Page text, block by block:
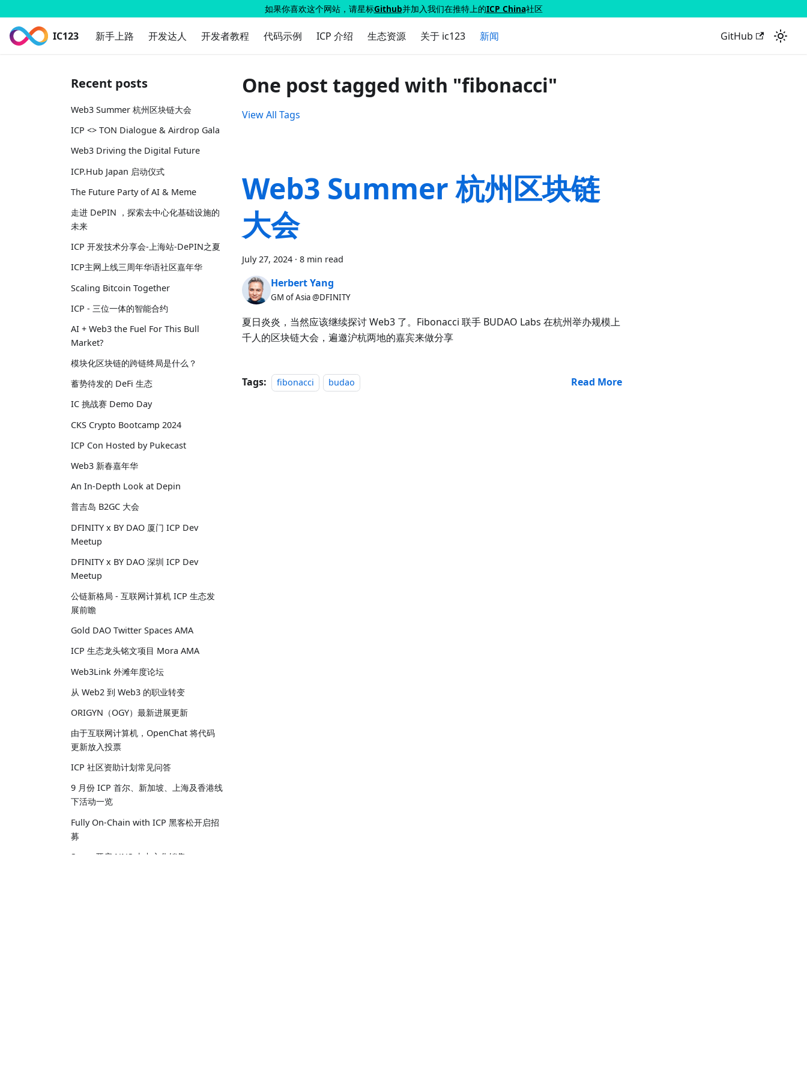
如果你喜欢这个网站，请星标Github并加入我们在推特上的ICP China社区
IC123 新手上路 开发达人 开发者教程 代码示例 ICP 介绍 生态资源 关于 ic123 新闻 GitHub
Recent posts
Web3 Summer 杭州区块链大会
ICP <> TON Dialogue & Airdrop Gala
Web3 Driving the Digital Future
ICP.Hub Japan 启动仪式
The Future Party of AI & Meme
走进 DePIN ，探索去中心化基础设施的
未来
ICP 开发技术分享会-上海站-DePIN之夏
ICP主网上线三周年华语社区嘉年华
Scaling Bitcoin Together
ICP - 三位一体的智能合约
AI + Web3 the Fuel For This Bull
Market?
模块化区块链的跨链终局是什么？
蓄势待发的 DeFi 生态
IC 挑战赛 Demo Day
CKS Crypto Bootcamp 2024
ICP Con Hosted by Pukecast
Web3 新春嘉年华
An In-Depth Look at Depin
普吉岛 B2GC 大会
DFINITY x BY DAO 厦门 ICP Dev
Meetup
DFINITY x BY DAO 深圳 ICP Dev
Meetup
公链新格局 - 互联网计算机 ICP 生态发
展前瞻
Gold DAO Twitter Spaces AMA
ICP 生态龙头铭文项目 Mora AMA
Web3Link 外滩年度论坛
从 Web2 到 Web3 的职业转变
ORIGYN（OGY）最新进展更新
由于互联网计算机，OpenChat 将代码
更新放入投票
ICP 社区资助计划常见问答
9 月份 ICP 首尔、新加坡、上海及香港线
下活动一览
Fully On-Chain with ICP 黑客松开启招
募
Seers 开启 NNS 去中心化销售
One post tagged with "fibonacci"
View All Tags
Web3 Summer 杭州区块链
大会
July 27, 2024 · 8 min read
Herbert Yang
GM of Asia @DFINITY
夏日炎炎，当然应该继续探讨 Web3 了。Fibonacci 联手 BUDAO Labs 在杭州举办规模上
千人的区块链大会，遍邀沪杭两地的嘉宾来做分享
Tags: fibonacci budao Read More